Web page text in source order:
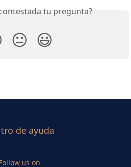
tu pregunta?
😐 😃
de ayuda
Follow us on